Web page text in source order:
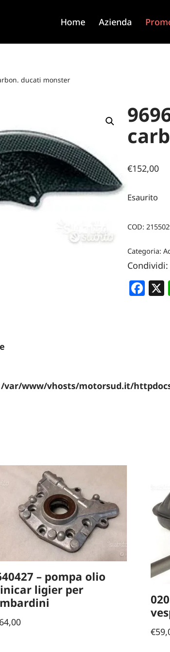
Home Azienda
ducati monster
€152,00
Esaurito
COD:
Categoria:
Condividi:
/var/www/vhosts/motorsud.it/
– pompa olio
ligier per
€